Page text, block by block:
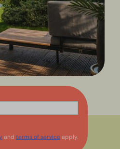
and terms of serviceapply.